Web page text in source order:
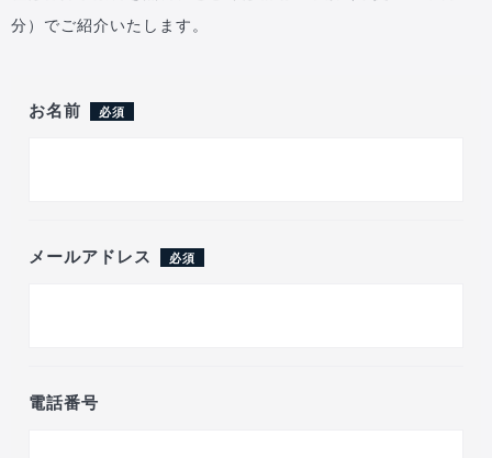
分）でご紹介いたします。
お名前 必須
メールアドレス 必須
電話番号